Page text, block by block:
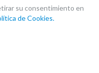
su consentimiento en
de Cookies.